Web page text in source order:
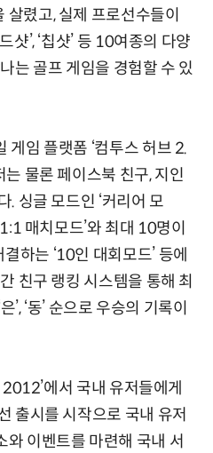
렸고, 실제 프로선수들이
샷’, ‘칩샷’ 등 10여종의 다양
는 골프 게임을 경험할 수 있
게임 플랫폼 ‘컴투스 허브 2.
물론 페이스북 친구, 지인
. 싱글 모드인 ‘커리어 모
매치모드’와 최대 10명이
하는 ‘10인 대회모드’ 등에
친구 랭킹 시스템을 통해 최
’, ‘동’ 순으로 우승의 기록이
2012’에서 국내 유저들에게
출시를 시작으로 국내 유저
와 이벤트를 마련해 국내 서